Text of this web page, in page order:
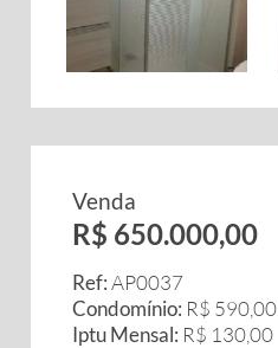
Venda
R$ 650.000,00
Ref:AP0037
Condomínio: R$ 590,00
Iptu Mensal: R$ 130,00